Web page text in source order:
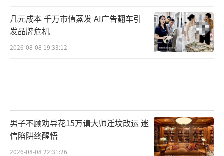
几元成本 千万市值蒸发 AI广告翻车引
发品牌危机
2026-08-08 19:33:12
男子不顾劝导花15万请大师迁坟改运 迷
信陷阱终醒悟
2026-08-08 22:31:26